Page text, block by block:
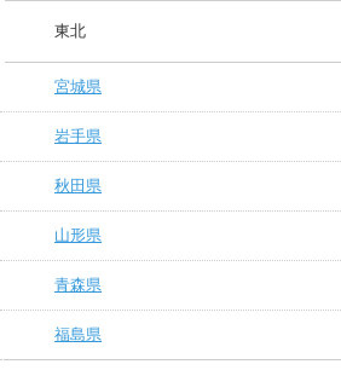
東北
宮城県
岩手県
秋田県
山形県
青森県
福島県